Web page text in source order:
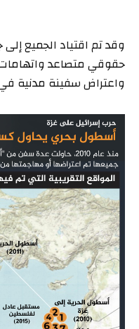
وقد تم اقتياد الجميع
حقوقي متصاعد واتهامات
واعتراض سفينة مدنية في